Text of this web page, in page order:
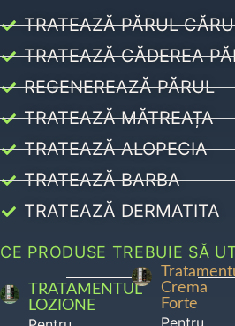
TRATEAZĂ PĂRUL
TRATEAZĂ CĂDEREA
REGENEREAZĂ PĂRUL
TRATEAZĂ MĂTREAȚA
TRATEAZĂ ALOPECIA
TRATEAZĂ BARBA
TRATEAZĂ DERMATITA
CE PRODUSE TREBUIE SĂ
TRATAMENTUL
LOZIONE
Crema
Forte